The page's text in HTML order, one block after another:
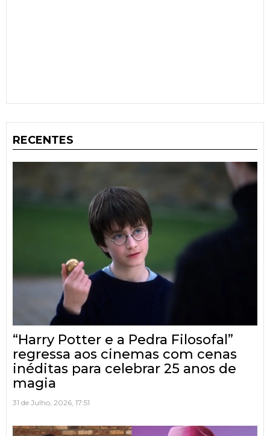
RECENTES
“Harry Potter e a Pedra Filosofal”
regressa aos cinemas com cenas
inéditas para celebrar 25 anos de
magia
31 de Julho, 2026, 17:51